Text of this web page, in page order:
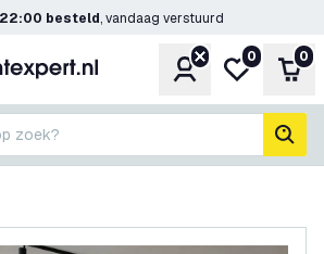
besteld, vandaag verstuurd
Account
Mijn
0 0
zoek?